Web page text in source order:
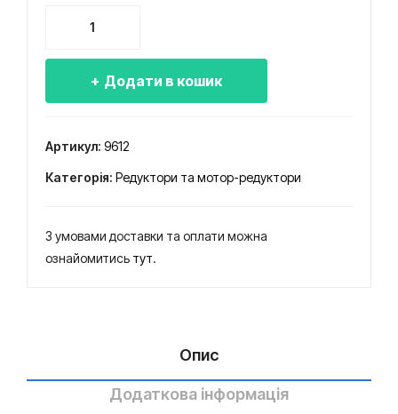
500
двоступеневий
крановий
кількість
Додати в кошик
Артикул: 9612
Категорія: Редуктори та мотор-редуктори
З умовами доставки та оплати можна
ознайомитись тут.
Опис
Додаткова інформація